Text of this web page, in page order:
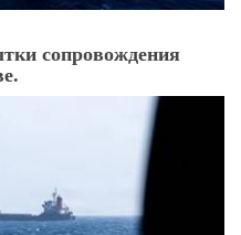
сопровождения